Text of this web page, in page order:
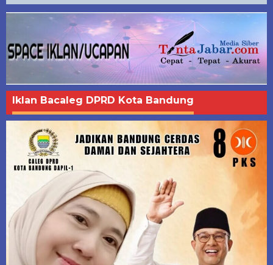
Iklan Bacaleg DPRD Kota Bandung